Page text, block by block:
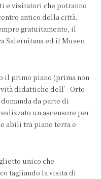
e visitatori che potranno
antico della città.
gratuitamente, il
Salernitana ed il Museo
il primo piano (prima non
didattiche dell’Orto
da parte di
un ascensore per
abili tra piano terra e
unico che
tagliando la visita di